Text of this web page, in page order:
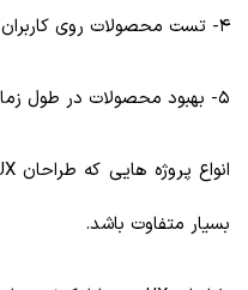
4- تست محصولات روی کاربران واقعی
5- بهبود محصولات در طول زمان از طریق آزمایش مداوم
بسیار متفاوت باشد.